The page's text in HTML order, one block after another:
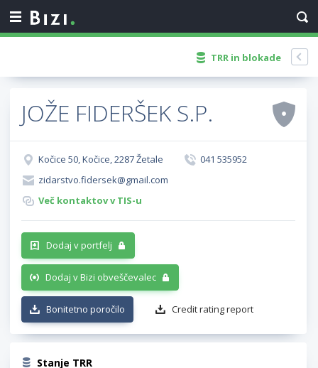
TRR in blokade
JOŽE FIDERŠEK S.P.
Kočice 50, Kočice, 2287 Žetale
041 535952
zidarstvo.fidersek@gmail.com
Več kontaktov v TIS-u
Dodaj v portfelj
Dodaj v Bizi obveščevalec
Bonitetno poročilo Credit rating report
Stanje TRR